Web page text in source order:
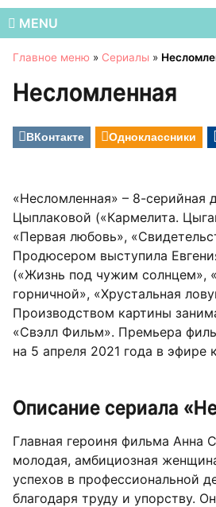
MENU
Главное меню » Сериалы »
Несломленная
ВКонтакте Одноклассники
«Несломленная» – 8-серийная
Цыплаковой («Кармелита.
«Первая любовь»,
Продюсером выступила
(«Жизнь под чужим солнцем»,
горничной», «Хрустальная
Производством картины
«Свэлл Фильм». Премьера
на 5 апреля 2021 года в эфире
Описание сериала
Главная героиня фильма Анна
молодая, амбициозная
успехов в профессиональной
благодаря труду и упорству.